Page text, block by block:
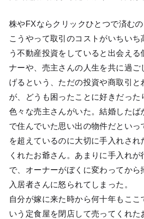
株やFXならクリックひとつで済む
こうやって取引のコストがいちいち
う不動産投資をしていると出会え
ナーや、売主さんの人生を共に過ご
げるという、ただの投資や商取引と
が、どうも困ったことに好きだった
色々な売主さんがいた。結婚したば
で住んでいた思い出の物件だとい
を超えているのに大切に手入れされ
くれたお爺さん。あまりに手入れ
で、オーナーがぼくに変わってから
入居者さんに怒られてしまった。
自分が嫁に来た時から何十年もここ
いう定食屋を閉店して売ってくれ